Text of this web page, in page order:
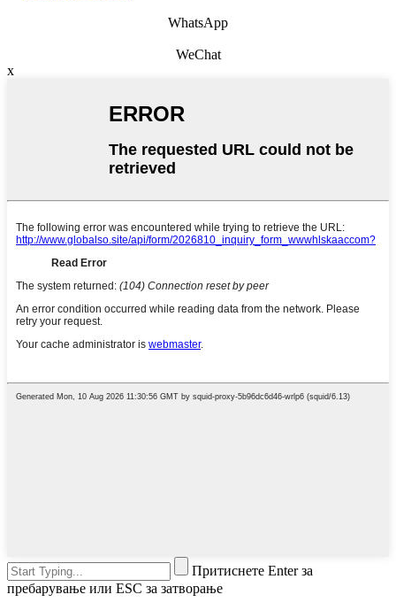
WhatsApp
WeChat
x
Притиснете Enter за
пребарување или ESC за затворање